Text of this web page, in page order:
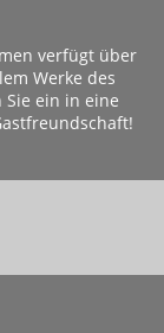
verfügt über
Werke des
Sie ein in eine